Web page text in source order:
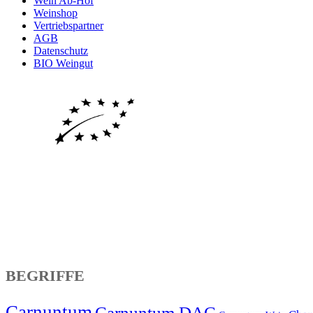
Weinshop
Vertriebspartner
AGB
Datenschutz
BIO Weingut
BEGRIFFE